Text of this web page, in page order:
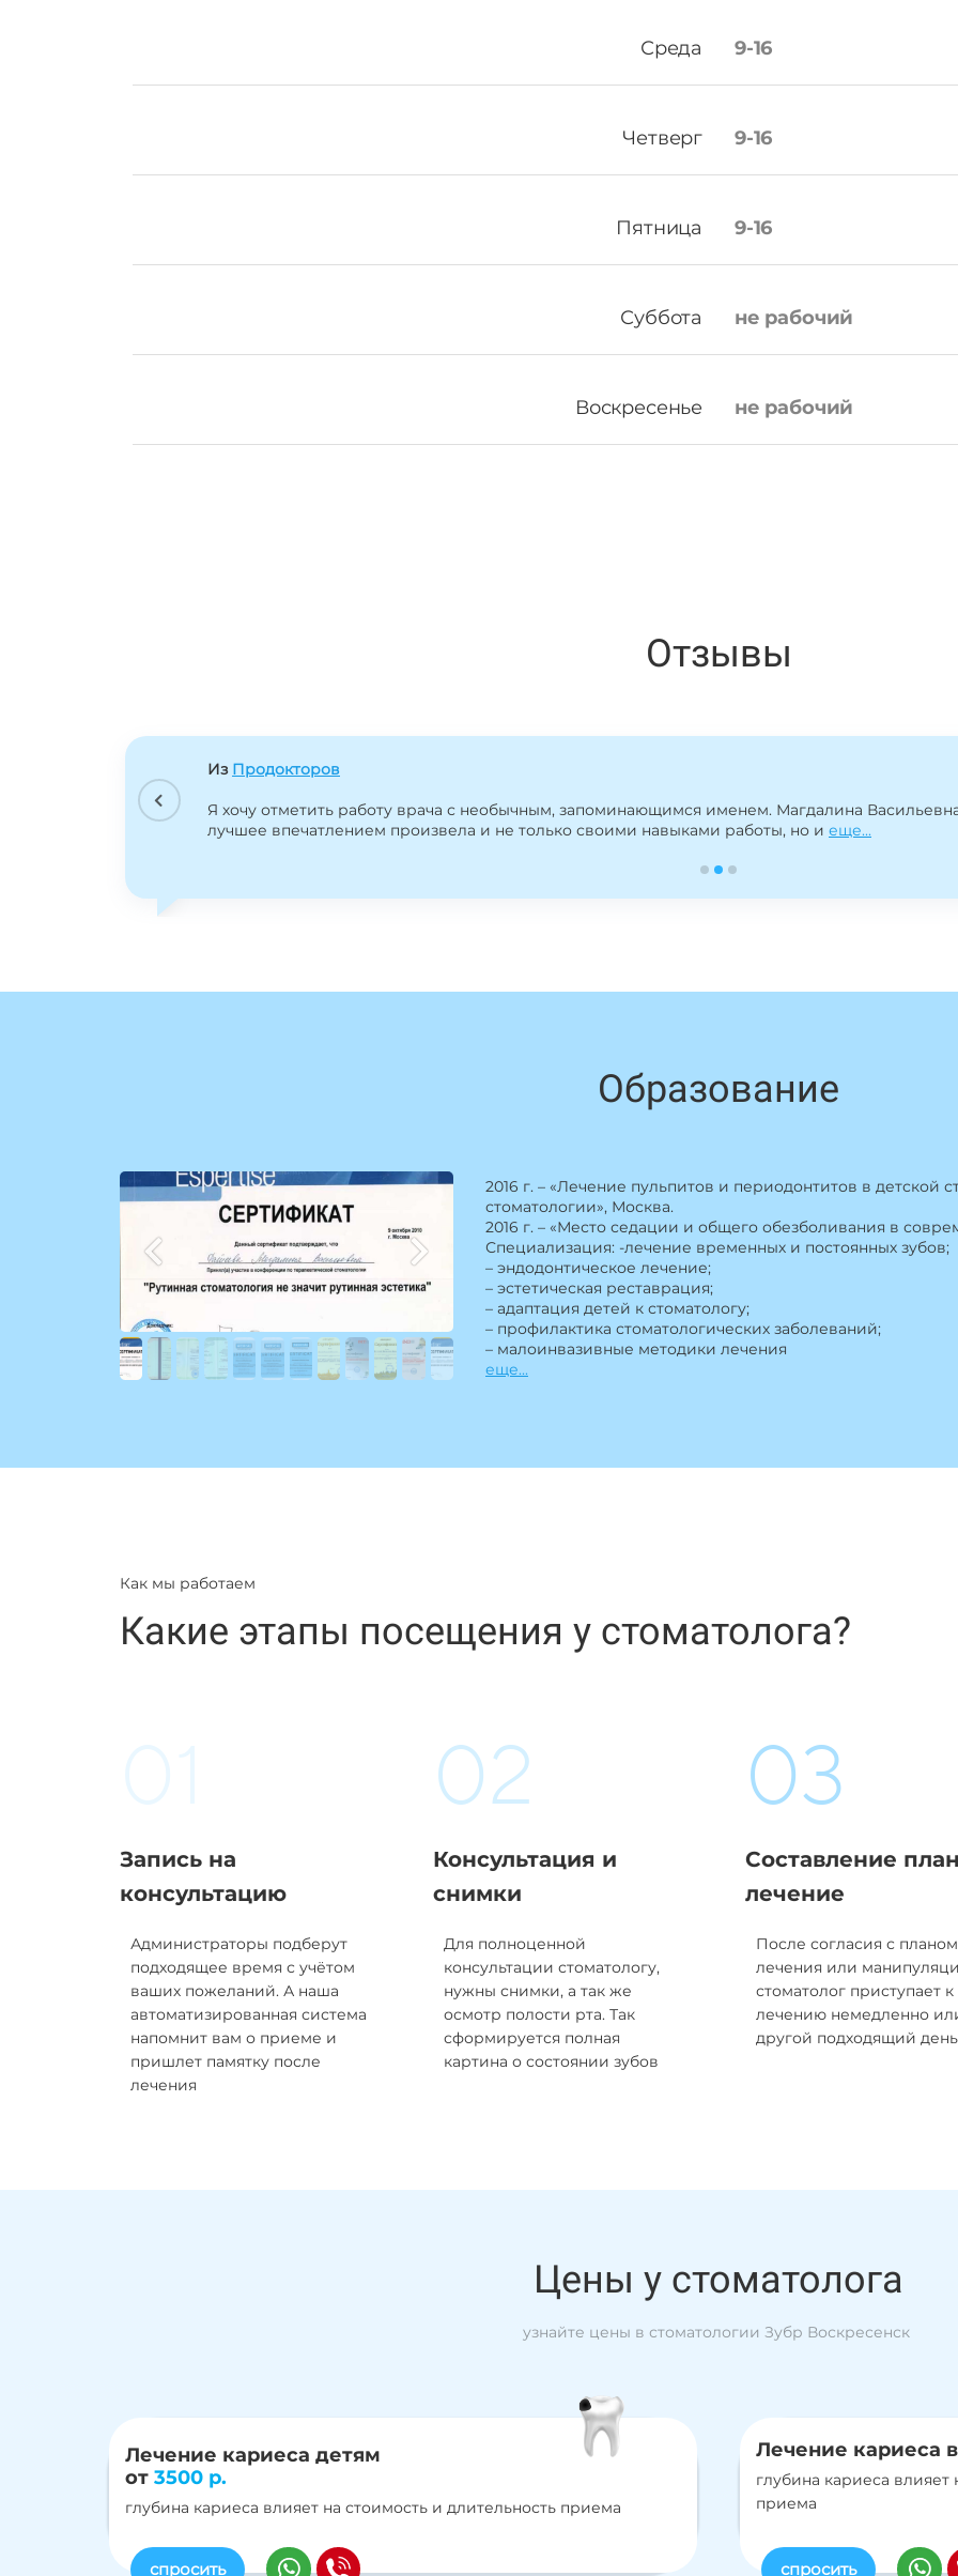
Среда 9-16
Четверг 9-16
Пятница 9-16
Суббота не рабочий
Воскресенье не рабочий
Отзывы
Из Продокторов
Я хочу отметить работу врача с необычным, запоминающимся именем. Магдалина
лучшее впечатлением произвела и не только своими навыками работы, но и еще...
Образование
2016 г. – «Лечение пульпитов и периодонтитов в детской
стоматологии», Москва.
2016 г. – «Место седации и общего обезболивания в
Специализация: -лечение временных и постоянных зубов;
– эндодонтическое лечение;
– эстетическая реставрация;
– адаптация детей к стоматологу;
– профилактика стоматологических заболеваний;
– малоинвазивные методики лечения
еще...
Как мы работаем
Какие этапы посещения у стоматолога?
Запись на
консультацию
Администраторы подберут
подходящее время с учётом
ваших пожеланий. А наша
автоматизированная система
напомнит вам о приеме и
пришлет памятку после
лечения
02
Консультация и
снимки
Для полноценной
консультации стоматологу,
нужны снимки, а так же
осмотр полости рта. Так
сформируется полная
картина о состоянии зубов
03
Составление
лечение
После согласия с планом
лечения или
стоматолог приступает к
лечению немедленно
другой подходящий день
Цены у стоматолога
узнайте цены в стоматологии Зубр Воскресенск
Лечение кариеса детям
от 3500 р.
глубина кариеса влияет на стоимость и длительность приема
спросить
Лечение кариеса
глубина кариеса влияет
приема
спросить